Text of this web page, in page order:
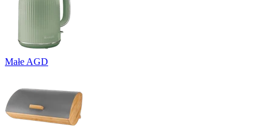
Małe AGD